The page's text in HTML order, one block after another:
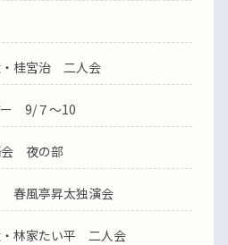
桂宮治 二人会
ー 9/７～10
夜の部
春風亭昇太独演会
林家たい平 二人会